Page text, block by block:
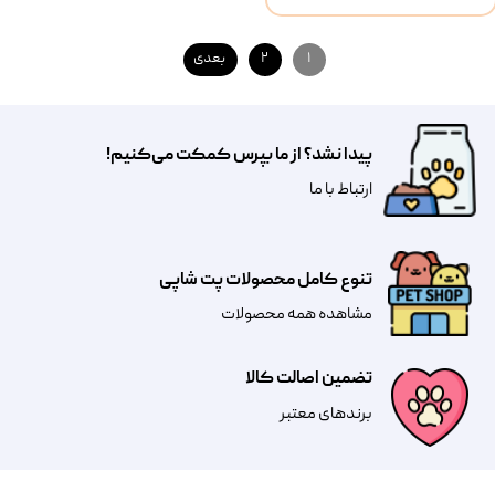
۱ ۲ بعدی
تضمین اصالت کالا
​​برندهای معتبر​​​​​​​
تنوع کامل محصولات پت شاپی
مشاهده همه محصولات
پیدا نشد؟ از ما بپرس کمکت می‌کنیم!
​​​ارتباط با ما